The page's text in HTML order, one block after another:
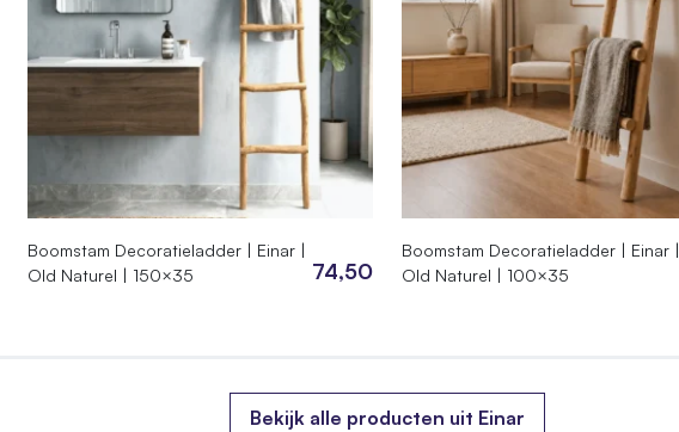
60 cm
Hoekkast
010.HH.03.250
Boomstam Decoratieladder | Einar |
Old Naturel | 150×35
74,50
Boomstam Decoratieladder | Einar |
Old Naturel | 100×35
Bekijk alle producten uit Einar